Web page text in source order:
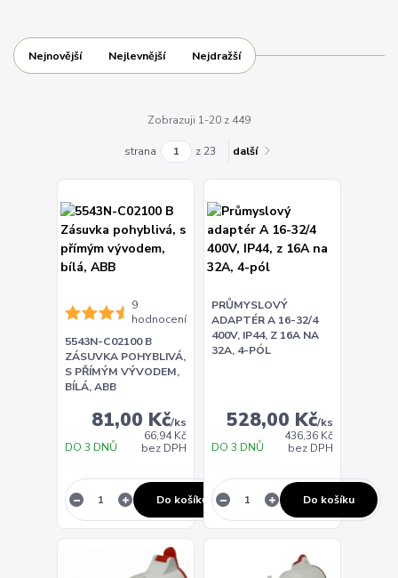
Nejnovější Nejlevnější Nejdražší
Zobrazuji 1-20 z 449
strana z 23 další
9
hodnocení
5543N-C02100 B
ZÁSUVKA POHYBLIVÁ,
S PŘÍMÝM VÝVODEM,
BÍLÁ, ABB
81,00 Kč/ks
66,94 Kč
bez DPH
DO 3 DNŮ
Do košíku
PRŮMYSLOVÝ
ADAPTÉR A 16-32/4
400V, IP44, Z 16A NA
32A, 4-PÓL
528,00 Kč/ks
436,36 Kč
bez DPH
DO 3 DNŮ
Do košíku